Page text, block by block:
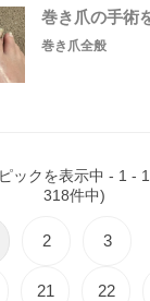
巻き爪の手術
巻き爪全般
ックを表示中 - 1 -
318件中)
2 3
21 22